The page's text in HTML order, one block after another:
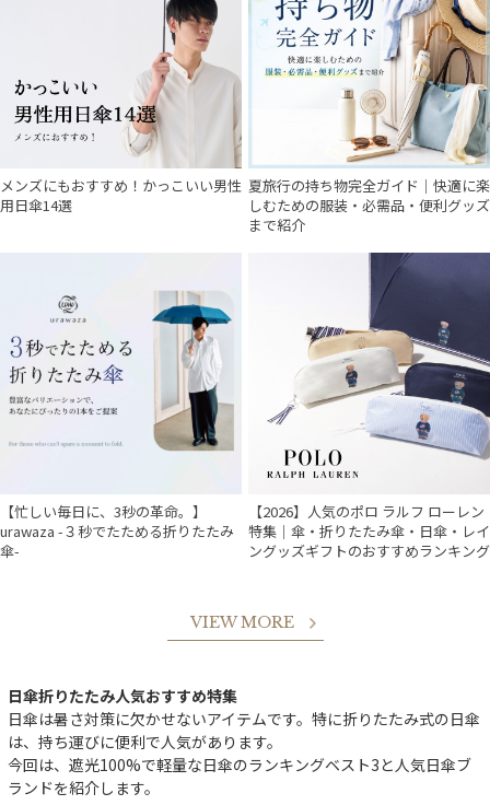
メンズにもおすすめ！かっこいい男性
用日傘14選
夏旅行の持ち物完全ガイド｜快適に楽
しむための服装・必需品・便利グッズ
まで紹介
【忙しい毎日に、3秒の革命。】
urawaza -３秒でたためる折りたたみ
傘-
【2026】人気のポロ ラルフ ローレン
特集｜傘・折りたたみ傘・日傘・レイ
ングッズギフトのおすすめランキング
VIEW MORE
日傘折りたたみ人気おすすめ特集
日傘は暑さ対策に欠かせないアイテムです。特に折りたたみ式の日傘
は、持ち運びに便利で人気があります。
今回は、遮光100%で軽量な日傘のランキングベスト3と人気日傘ブ
ランドを紹介します。